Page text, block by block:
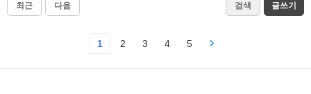
최근 다음 검색 글쓰기
1 2 3 4 5